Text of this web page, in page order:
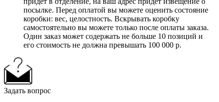
посылке. Перед оплатой вы можете оценить состояние
коробки: вес, целостность. Вскрывать коробку
самостоятельно вы можете только после оплаты заказа.
Один заказ может содержать не больше 10 позиций и
его стоимость не должна превышать 100 000 р.
Задать вопрос